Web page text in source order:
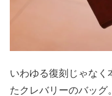
いわゆる復刻じゃな
たクレバリーのバッグ